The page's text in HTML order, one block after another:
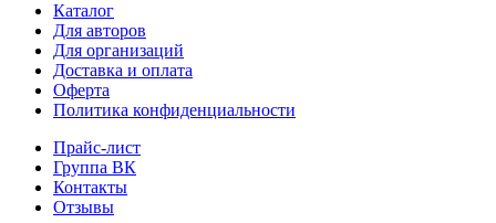
Каталог
Для авторов
Для организаций
Доставка и оплата
Оферта
Политика конфиденциальности
Прайс-лист
Группа ВК
Контакты
Отзывы